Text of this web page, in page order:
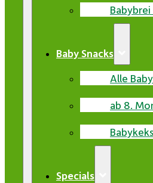
Baby Snacks
Alle
ab 8.
Specials